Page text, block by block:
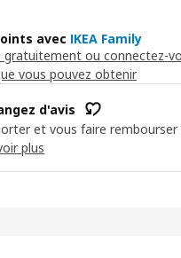
avec IKEA Family
gratuitement ou connectez-
vous pouvez obtenir
d'avis
et vous faire
plus